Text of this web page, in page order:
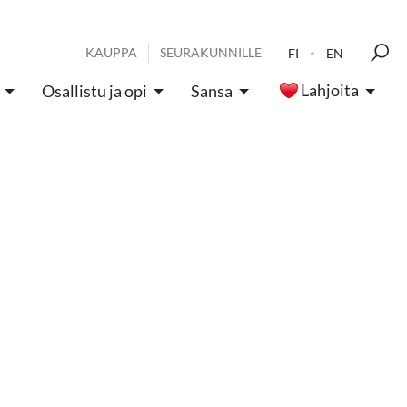
KAUPPA SEURAKUNNILLE FI EN
Osallistu ja opi Sansa Lahjoita